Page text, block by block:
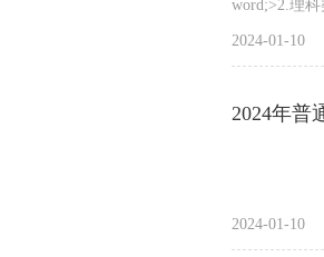
word;>2.理
2024-01-10
2024年普
2024-01-10